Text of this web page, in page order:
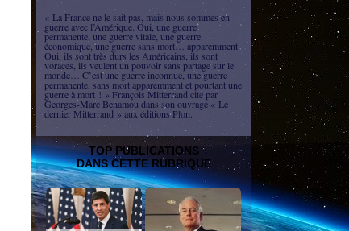
« La France ne le sait pas, mais nous sommes en
guerre avec l’Amérique. Oui, une guerre
permanente, une guerre vitale, une guerre
économique, une guerre sans mort… apparemment.
Oui, ils sont très durs les Américains, ils sont
voraces, ils veulent un pouvoir sans partage sur le
monde… C’est une guerre inconnue, une guerre
permanente, sans mort apparemment et pourtant une
guerre à mort ! » François Mitterrand cité par
Georges-Marc Benamou dans son ouvrage « Le
dernier Mitterrand » aux éditions Plon.
TOP PUBLICATIONS
DANS CETTE RUBRIQUE